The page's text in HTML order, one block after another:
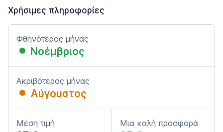
Χρήσιμες πληροφορίες
Φθηνότερος μήνας
Νοέμβριος
Ακριβότερος μήνας
Αύγουστος
Μέση τιμή Μια καλή προσφορά